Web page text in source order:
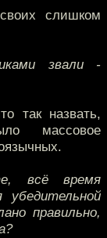
слишком
звали -
так назвать,
массовое
всё время
правильно,